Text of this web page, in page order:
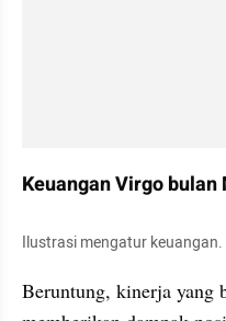
Keuangan Virgo bulan
Ilustrasi mengatur
Beruntung, kinerja yang